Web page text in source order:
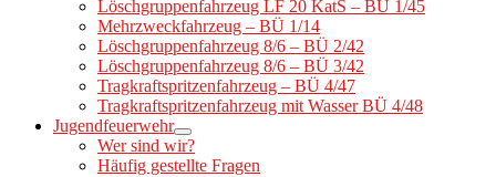
Löschgruppenfahrzeug LF 20 KatS – BÜ 1/45
Mehrzweckfahrzeug – BÜ 1/14
Löschgruppenfahrzeug 8/6 – BÜ 2/42
Löschgruppenfahrzeug 8/6 – BÜ 3/42
Tragkraftspritzenfahrzeug – BÜ 4/47
Tragkraftspritzenfahrzeug mit Wasser BÜ 4/48
Jugendfeuerwehr
Wer sind wir?
Häufig gestellte Fragen